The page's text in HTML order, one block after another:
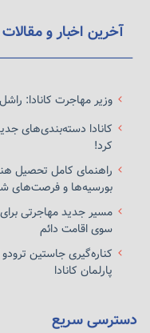
آخرین اخبار و مقالات
وزیر مهاجرت کانادا:
کرد!
راهنمای کامل تحصیل
بورسیه‌ها و فرصت‌های
مسیر جدید مهاجرتی برای
سوی اقامت دائم
کناره‌گیری جاستین
پارلمان کانادا
دسترسی سریع